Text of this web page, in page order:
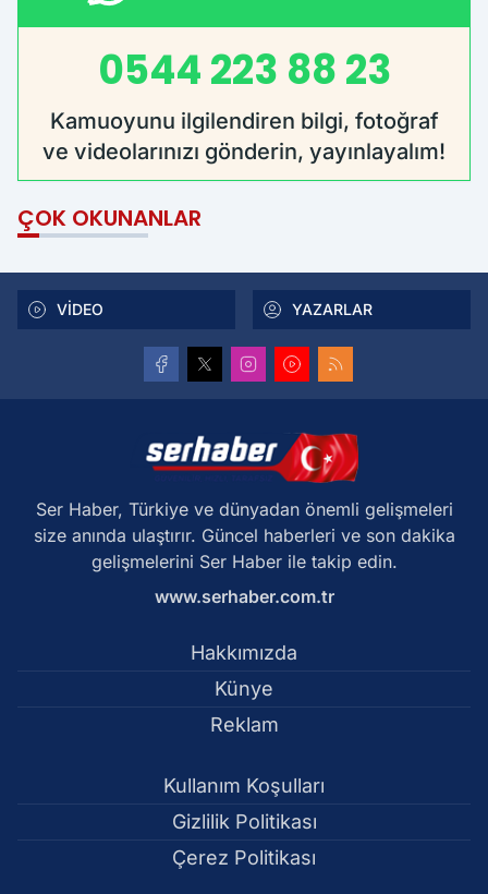
0544 223 88 23
Kamuoyunu ilgilendiren bilgi, fotoğraf
ve videolarınızı gönderin, yayınlayalım!
ÇOK OKUNANLAR
VİDEO YAZARLAR
Ser Haber, Türkiye ve dünyadan önemli gelişmeleri
size anında ulaştırır. Güncel haberleri ve son dakika
gelişmelerini Ser Haber ile takip edin.
www.serhaber.com.tr
Hakkımızda
Künye
Reklam
Kullanım Koşulları
Gizlilik Politikası
Çerez Politikası